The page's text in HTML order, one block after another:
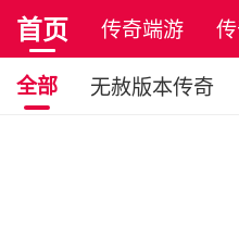
首页 传奇端游
全部
无赦版本传奇